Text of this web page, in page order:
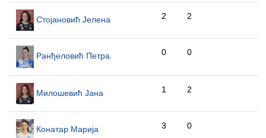
Стојановић Јелена 2 2
Ранђеловић Петра 0 0
Милошевић Јана 1 2
Конатар Марија 3 0